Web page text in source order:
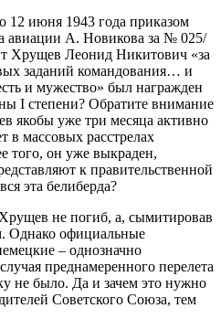
12 июня 1943 года приказом
А. Новикова за № 025/
Хрущев Леонид Никитович «за
заданий командования… и
и мужество» был награжден
I степени? Обратите внимание
якобы уже три месяца активно
в массовых расстрелах
того, он уже выкраден,
к правительственной
эта белиберда?
не погиб, а, сымитировав
Однако официальные
– однозначно
преднамеренного перелета
не было. Да и зачем это нужно
Советского Союза, тем